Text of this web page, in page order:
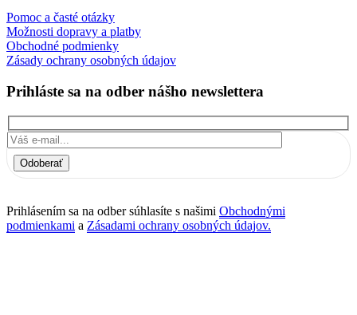
Pomoc a časté otázky
Možnosti dopravy a platby
Obchodné podmienky
Zásady ochrany osobných údajov
Prihláste sa na odber nášho newslettera
Odoberať
Prihlásením sa na odber súhlasíte s našimi Obchodnými
podmienkami a Zásadami ochrany osobných údajov.